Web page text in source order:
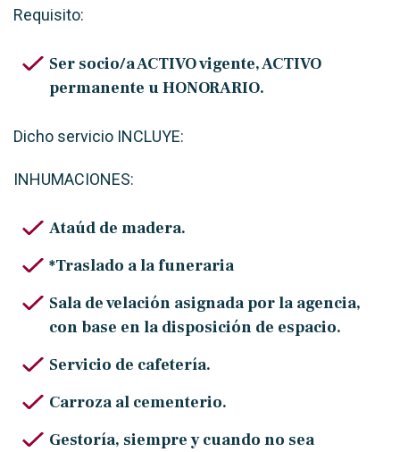
Requisito:
Ser socio/a ACTIVO vigente, ACTIVO
permanente u HONORARIO.
Dicho servicio INCLUYE:
INHUMACIONES:
Ataúd de madera.
*Traslado a la funeraria
Sala de velación asignada por la agencia,
con base en la disposición de espacio.
Servicio de cafetería.
Carroza al cementerio.
Gestoría, siempre y cuando no sea